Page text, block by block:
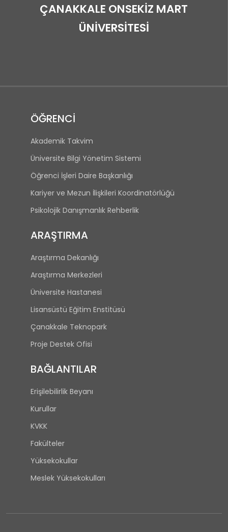
ÇANAKKALE ONSEKİZ MART
ÜNİVERSİTESİ
ÖĞRENCİ
Akademik Takvim
Üniversite Bilgi Yönetim Sistemi
Öğrenci İşleri Daire Başkanlığı
Kariyer ve Mezun İlişkileri Koordinatörlüğü
Psikolojik Danışmanlık Rehberlik
ARAŞTIRMA
Araştırma Dekanlığı
Araştırma Merkezleri
Üniversite Hastanesi
Lisansüstü Eğitim Enstitüsü
Çanakkale Teknopark
Proje Destek Ofisi
BAĞLANTILAR
Erişilebilirlik Beyanı
Kurullar
KVKK
Fakülteler
Yüksekokullar
Meslek Yüksekokulları